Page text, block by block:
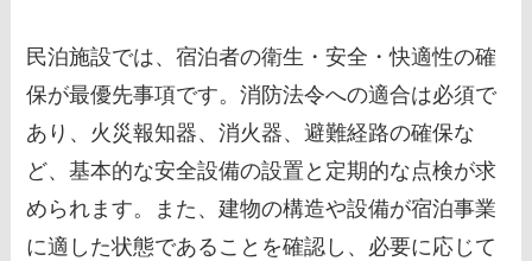
民泊施設では、宿泊者の衛生・安全・快適性の確
保が最優先事項です。消防法令への適合は必須で
あり、火災報知器、消火器、避難経路の確保な
ど、基本的な安全設備の設置と定期的な点検が求
められます。また、建物の構造や設備が宿泊事業
に適した状態であることを確認し、必要に応じて